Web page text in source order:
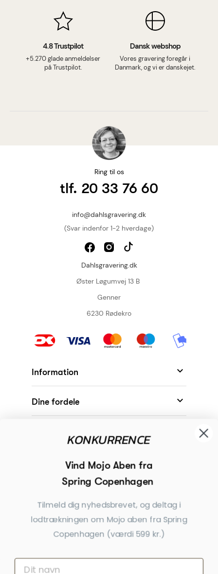
4.8 Trustpilot
+5.270 glade anmeldelser
på Trustpilot.
Dansk webshop
Vores gravering foregår i
Danmark, og vi er danskejet.
Ring til os
tlf. 20 33 76 60
info@dahlsgravering.dk
(Svar indenfor 1-2 hverdage)
Dahlsgravering.dk
Øster Løgumvej 13 B
Genner
6230 Rødekro
Information 
Dine fordele 
Begivenheder
Tilmeld dig nyhedsbrevet
Få nyheder, tips og tilbud før andre
KONKURRENCE
Vind Mojo Aben fra
Spring Copenhagen
Tilmeld dig nyhedsbrevet, og deltag i
lodtrækningen om Mojo aben fra Spring
Copenhagen (værdi 599 kr.)